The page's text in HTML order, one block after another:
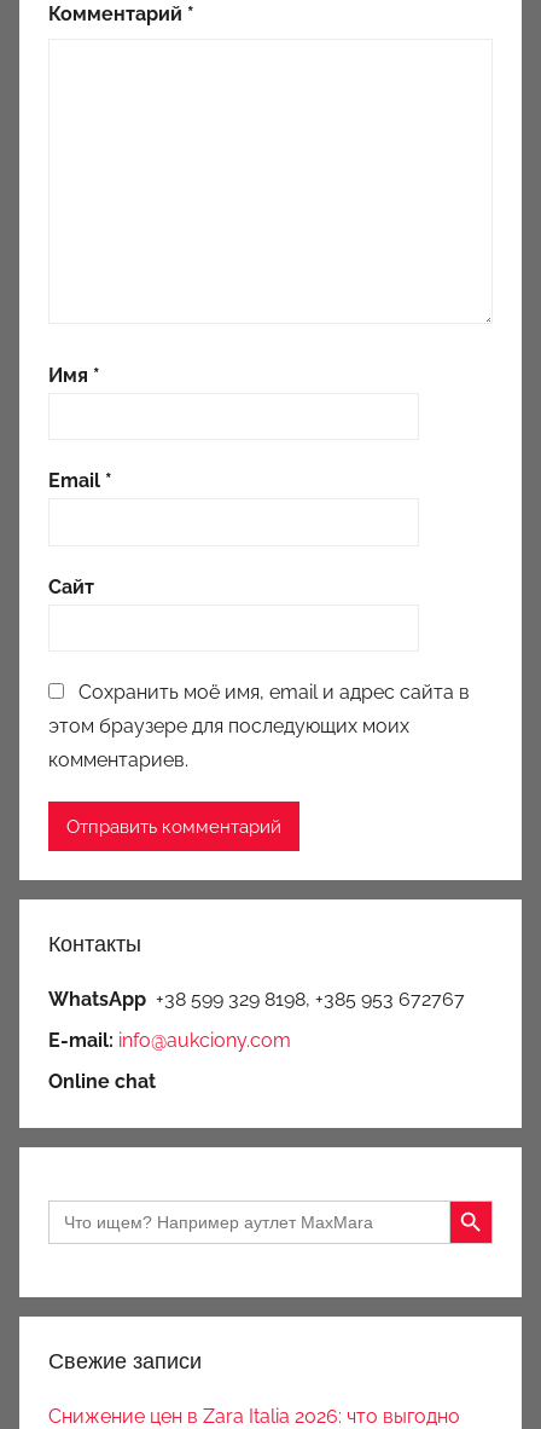
Комментарий *
Имя *
Email *
Сайт
Сохранить моё имя, email и адрес сайта в
этом браузере для последующих моих
комментариев.
Контакты
WhatsApp +38 599 329 8198, +385 953 672767
E-mail: info@aukciony.com
Online chat
Search
for:
Search Button
Свежие записи
Снижение цен в Zara Italia 2026: что выгодно